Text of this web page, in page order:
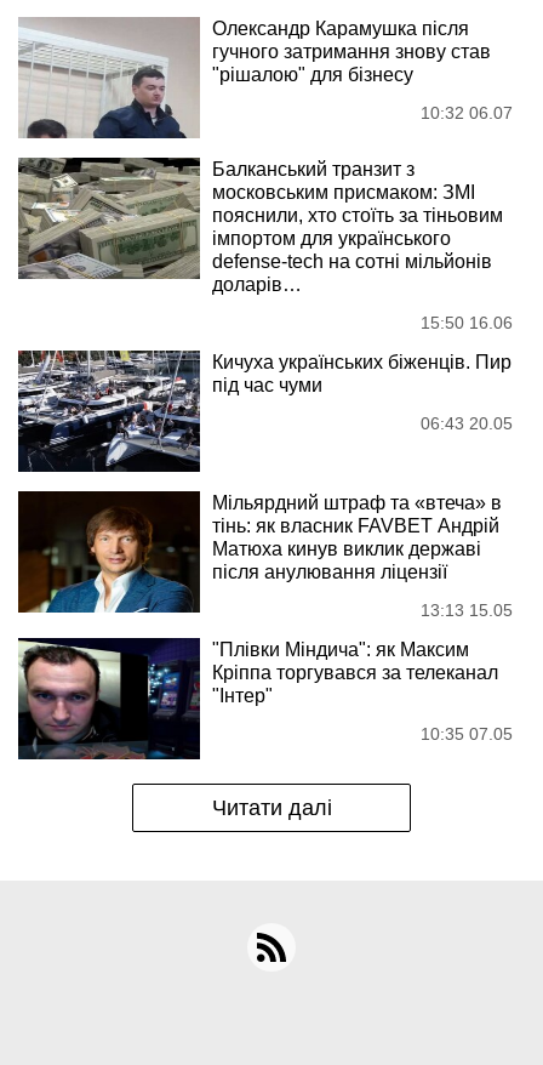
Олександр Карамушка після
гучного затримання знову став
"рішалою" для бізнесу
10:32 06.07
Балканський транзит з
московським присмаком: ЗМІ
пояснили, хто стоїть за тіньовим
імпортом для українського
defense-tech на сотні мільйонів
доларів…
15:50 16.06
Кичуха українських біженців. Пир
під час чуми
06:43 20.05
Мільярдний штраф та «втеча» в
тінь: як власник FAVBET Андрій
Матюха кинув виклик державі
після анулювання ліцензії
13:13 15.05
"Плівки Міндича": як Максим
Кріппа торгувався за телеканал
"Інтер"
10:35 07.05
Читати далі